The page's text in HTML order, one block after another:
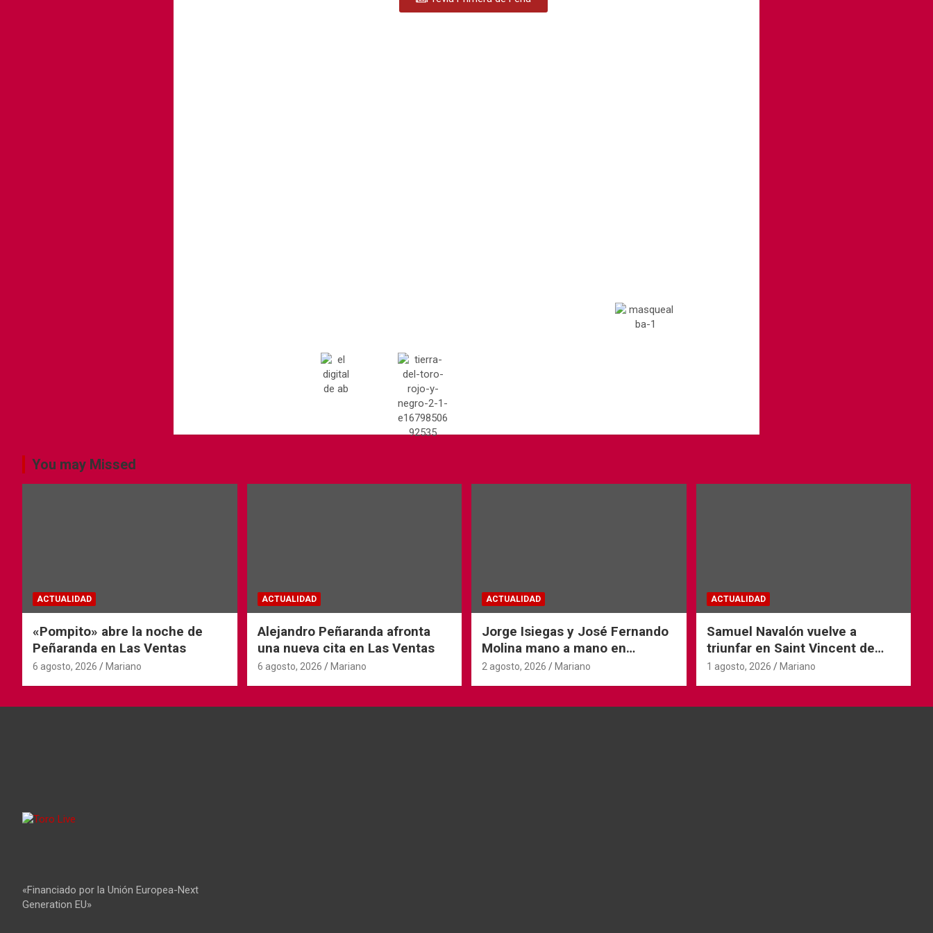
You may Missed
ACTUALIDAD
«Pompito» abre la noche de
Peñaranda en Las Ventas
6 agosto, 2026 Mariano
ACTUALIDAD
Alejandro Peñaranda afronta
una nueva cita en Las Ventas
6 agosto, 2026 Mariano
ACTUALIDAD
Jorge Isiegas y José Fernando
Molina mano a mano en
Andorra
2 agosto, 2026 Mariano
ACTUALIDAD
Samuel Navalón vuelve a
triunfar en Saint Vincent de
Tyrosse
1 agosto, 2026 Mariano
«Financiado por la Unión Europea-Next
Generation EU»